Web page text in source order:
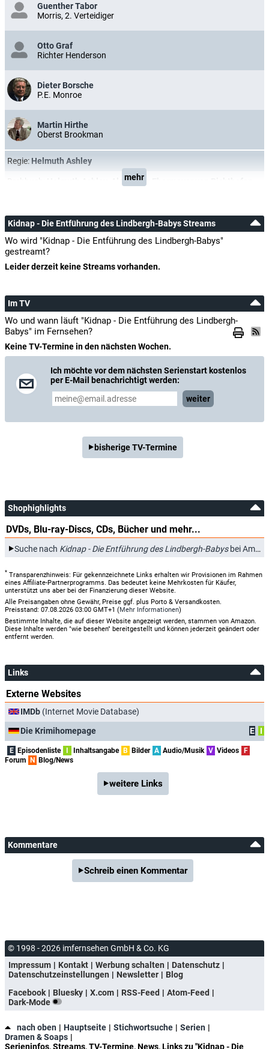
Guenther Tabor
Morris, 2. Verteidiger
Otto Graf
Richter Henderson
Dieter Borsche
P.E. Monroe
Martin Hirthe
Oberst Brookman
Regie: Helmuth Ashley
Alexander Ebermayer von Richthofen
mehr
Kidnap - Die Entführung des Lindbergh-Babys Streams
Wo wird "Kidnap - Die Entführung des Lindbergh-Babys"
gestreamt?
Leider derzeit keine Streams vorhanden.
Im TV
Wo und wann läuft "Kidnap - Die Entführung des Lindbergh-
Babys" im Fernsehen?
Keine TV-Termine in den nächsten Wochen.
Ich möchte vor dem nächsten Serienstart kostenlos
per E-Mail benachrichtigt werden:
weiter
bisherige TV-Termine
Shophighlights
DVDs, Blu-ray-Discs, CDs, Bücher und mehr...
Suche nach Kidnap - Die Entführung des Lindbergh-Babysbei Amazon.de
* Transparenzhinweis: Für gekennzeichnete Links erhalten wir Provisionen im Rahmen
eines Affiliate-Partnerprogramms. Das bedeutet keine Mehrkosten für Käufer,
unterstützt uns aber bei der Finanzierung dieser Website.
Alle Preisangaben ohne Gewähr, Preise ggf. plus Porto & Versandkosten.
Preisstand: 07.08.2026 03:00 GMT+1 (Mehr Informationen)
Bestimmte Inhalte, die auf dieser Website angezeigt werden, stammen von Amazon.
Diese Inhalte werden "wie besehen" bereitgestellt und können jederzeit geändert oder
entfernt werden.
Links
Externe Websites
IMDb (Internet Movie Database)
Die Krimihomepage
E I
E Episodenliste I Inhaltsangabe B Bilder A Audio/Musik V Videos F
Forum N Blog/News
weitere Links
Kommentare
Schreib einen Kommentar
© 1998 - 2026 imfernsehen GmbH & Co. KG
Impressum
Kontakt Werbung schalten
Datenschutz
Datenschutzeinstellungen
Newsletter
Blog
Facebook
Bluesky X.com RSS-Feed
Atom-Feed
Dark-Mode
nach oben Hauptseite Stichwortsuche
Serien
Dramen & Soaps
Serieninfos, Streams, TV-Termine, News, Links zu "Kidnap - Die